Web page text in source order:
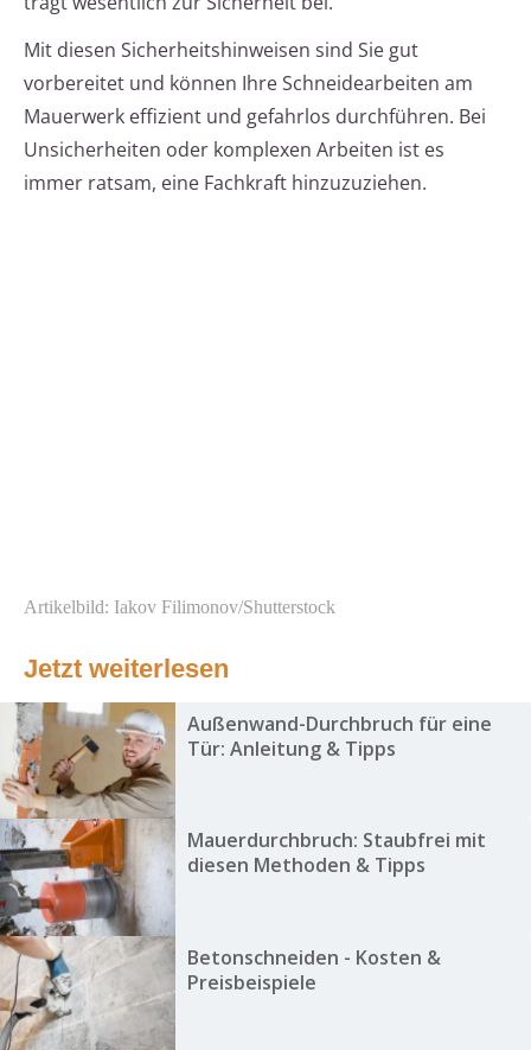
Mit diesen Sicherheitshinweisen sind Sie gut
vorbereitet und können Ihre Schneidearbeiten am
Mauerwerk effizient und gefahrlos durchführen. Bei
Unsicherheiten oder komplexen Arbeiten ist es
immer ratsam, eine Fachkraft hinzuzuziehen.
Artikelbild: Iakov Filimonov/Shutterstock
Jetzt weiterlesen
Außenwand-Durchbruch für eine
Tür: Anleitung & Tipps
Mauerdurchbruch: Staubfrei mit
diesen Methoden & Tipps
Betonschneiden - Kosten &
Preisbeispiele